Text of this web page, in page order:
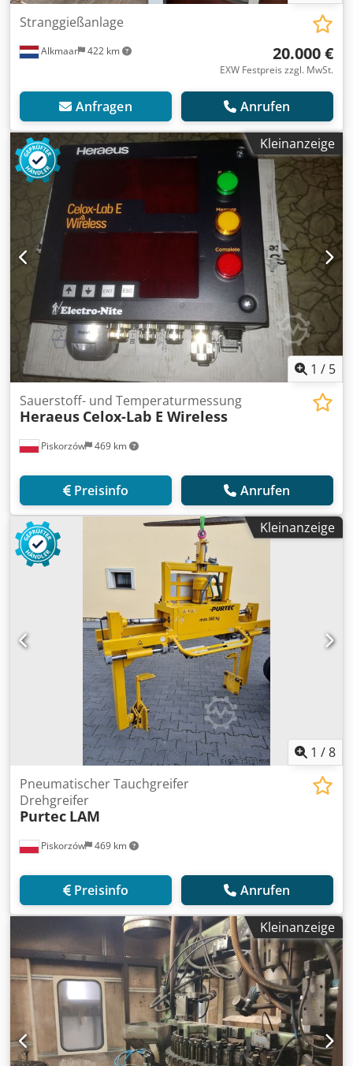
Alkmaar 422 km
Stranggießanlage
20.000 €
EXW Festpreis zzgl. MwSt.
Anfragen Anrufen
Kleinanzeige
1 / 5
Piskorzów 469 km
Sauerstoff- und Temperaturmessung
Heraeus Celox-Lab E Wireless
Preisinfo Anrufen
Kleinanzeige
1 /8
Piskorzów 469 km
Pneumatischer Tauchgreifer
Drehgreifer
Purtec LAM
Preisinfo Anrufen
Kleinanzeige